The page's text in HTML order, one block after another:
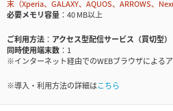
末（Xperia、GALAXY、AQUOS、ARROWS、
必要メモリ容量
40 MB以上
ご利用方法
アクセス型配信サービス（買切型）
同時使用端末数
1
※インターネット経由でのWEBブラウザによる
※導入・利用方法の詳細はこちら